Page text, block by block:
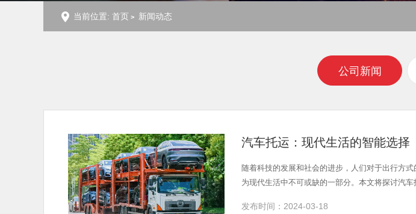
当前位置: 首页 新闻动态
公司新闻
汽车托运：现代生活的智能选择
随着科技的发展和社会的进步，人们对于出行方
为现代生活中不可或缺的一部分。本文将探讨汽
发布时间：2024-03-18